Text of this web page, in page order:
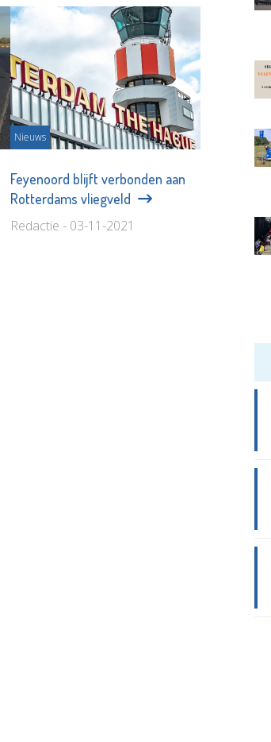
Nieuws
Feyenoord blijft verbonden aan
Rotterdams vliegveld
Redactie - 03-11-2021